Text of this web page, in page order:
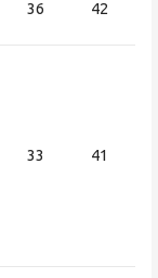
36 42
33 41